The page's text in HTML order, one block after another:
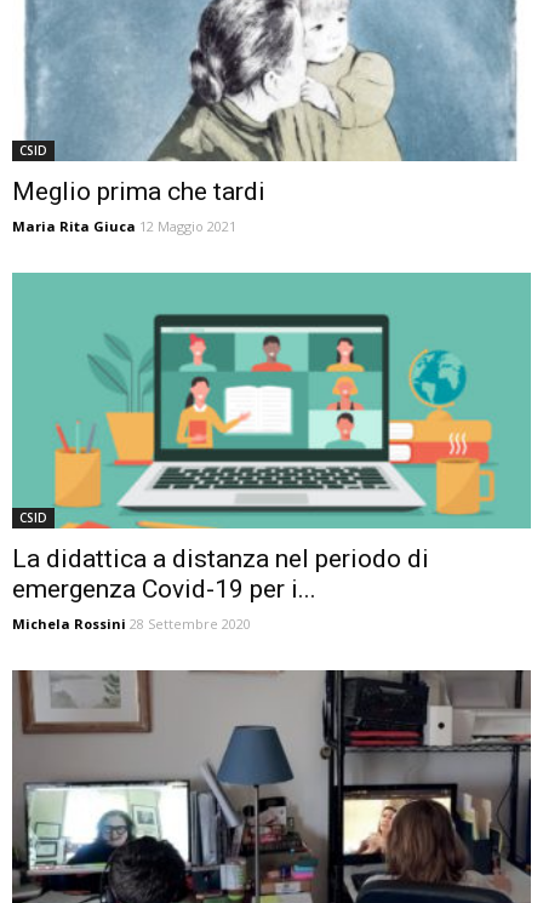
CSID
Meglio prima che tardi
Maria Rita Giuca 12 Maggio 2021
CSID
La didattica a distanza nel periodo di
emergenza Covid-19 per i...
Michela Rossini 28 Settembre 2020